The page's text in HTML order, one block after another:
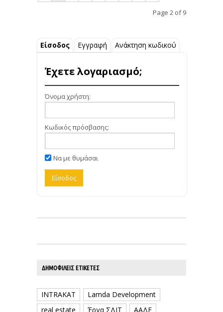
Page 2 of 9
Είσοδος Εγγραφή Ανάκτηση κωδικού
Έχετε λογαριασμό;
Όνομα χρήστη:
Κωδικός πρόσβασης:
Να με θυμάσαι
ΔΗΜΟΦΙΛΕΊΣ ΕΤΙΚΈΤΕΣ
INTRAKAT
Lamda Development
real estate
Έργα ΣΔΙΤ ΑΑΔΕ